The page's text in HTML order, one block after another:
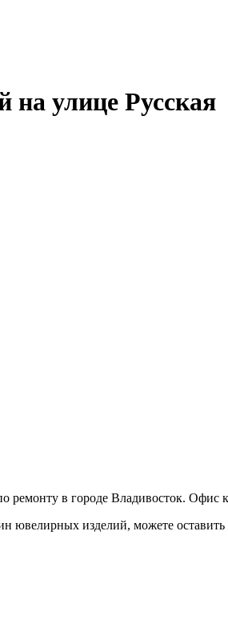
улице Русская
в городе Владивосток. Офис
изделий, можете оставить